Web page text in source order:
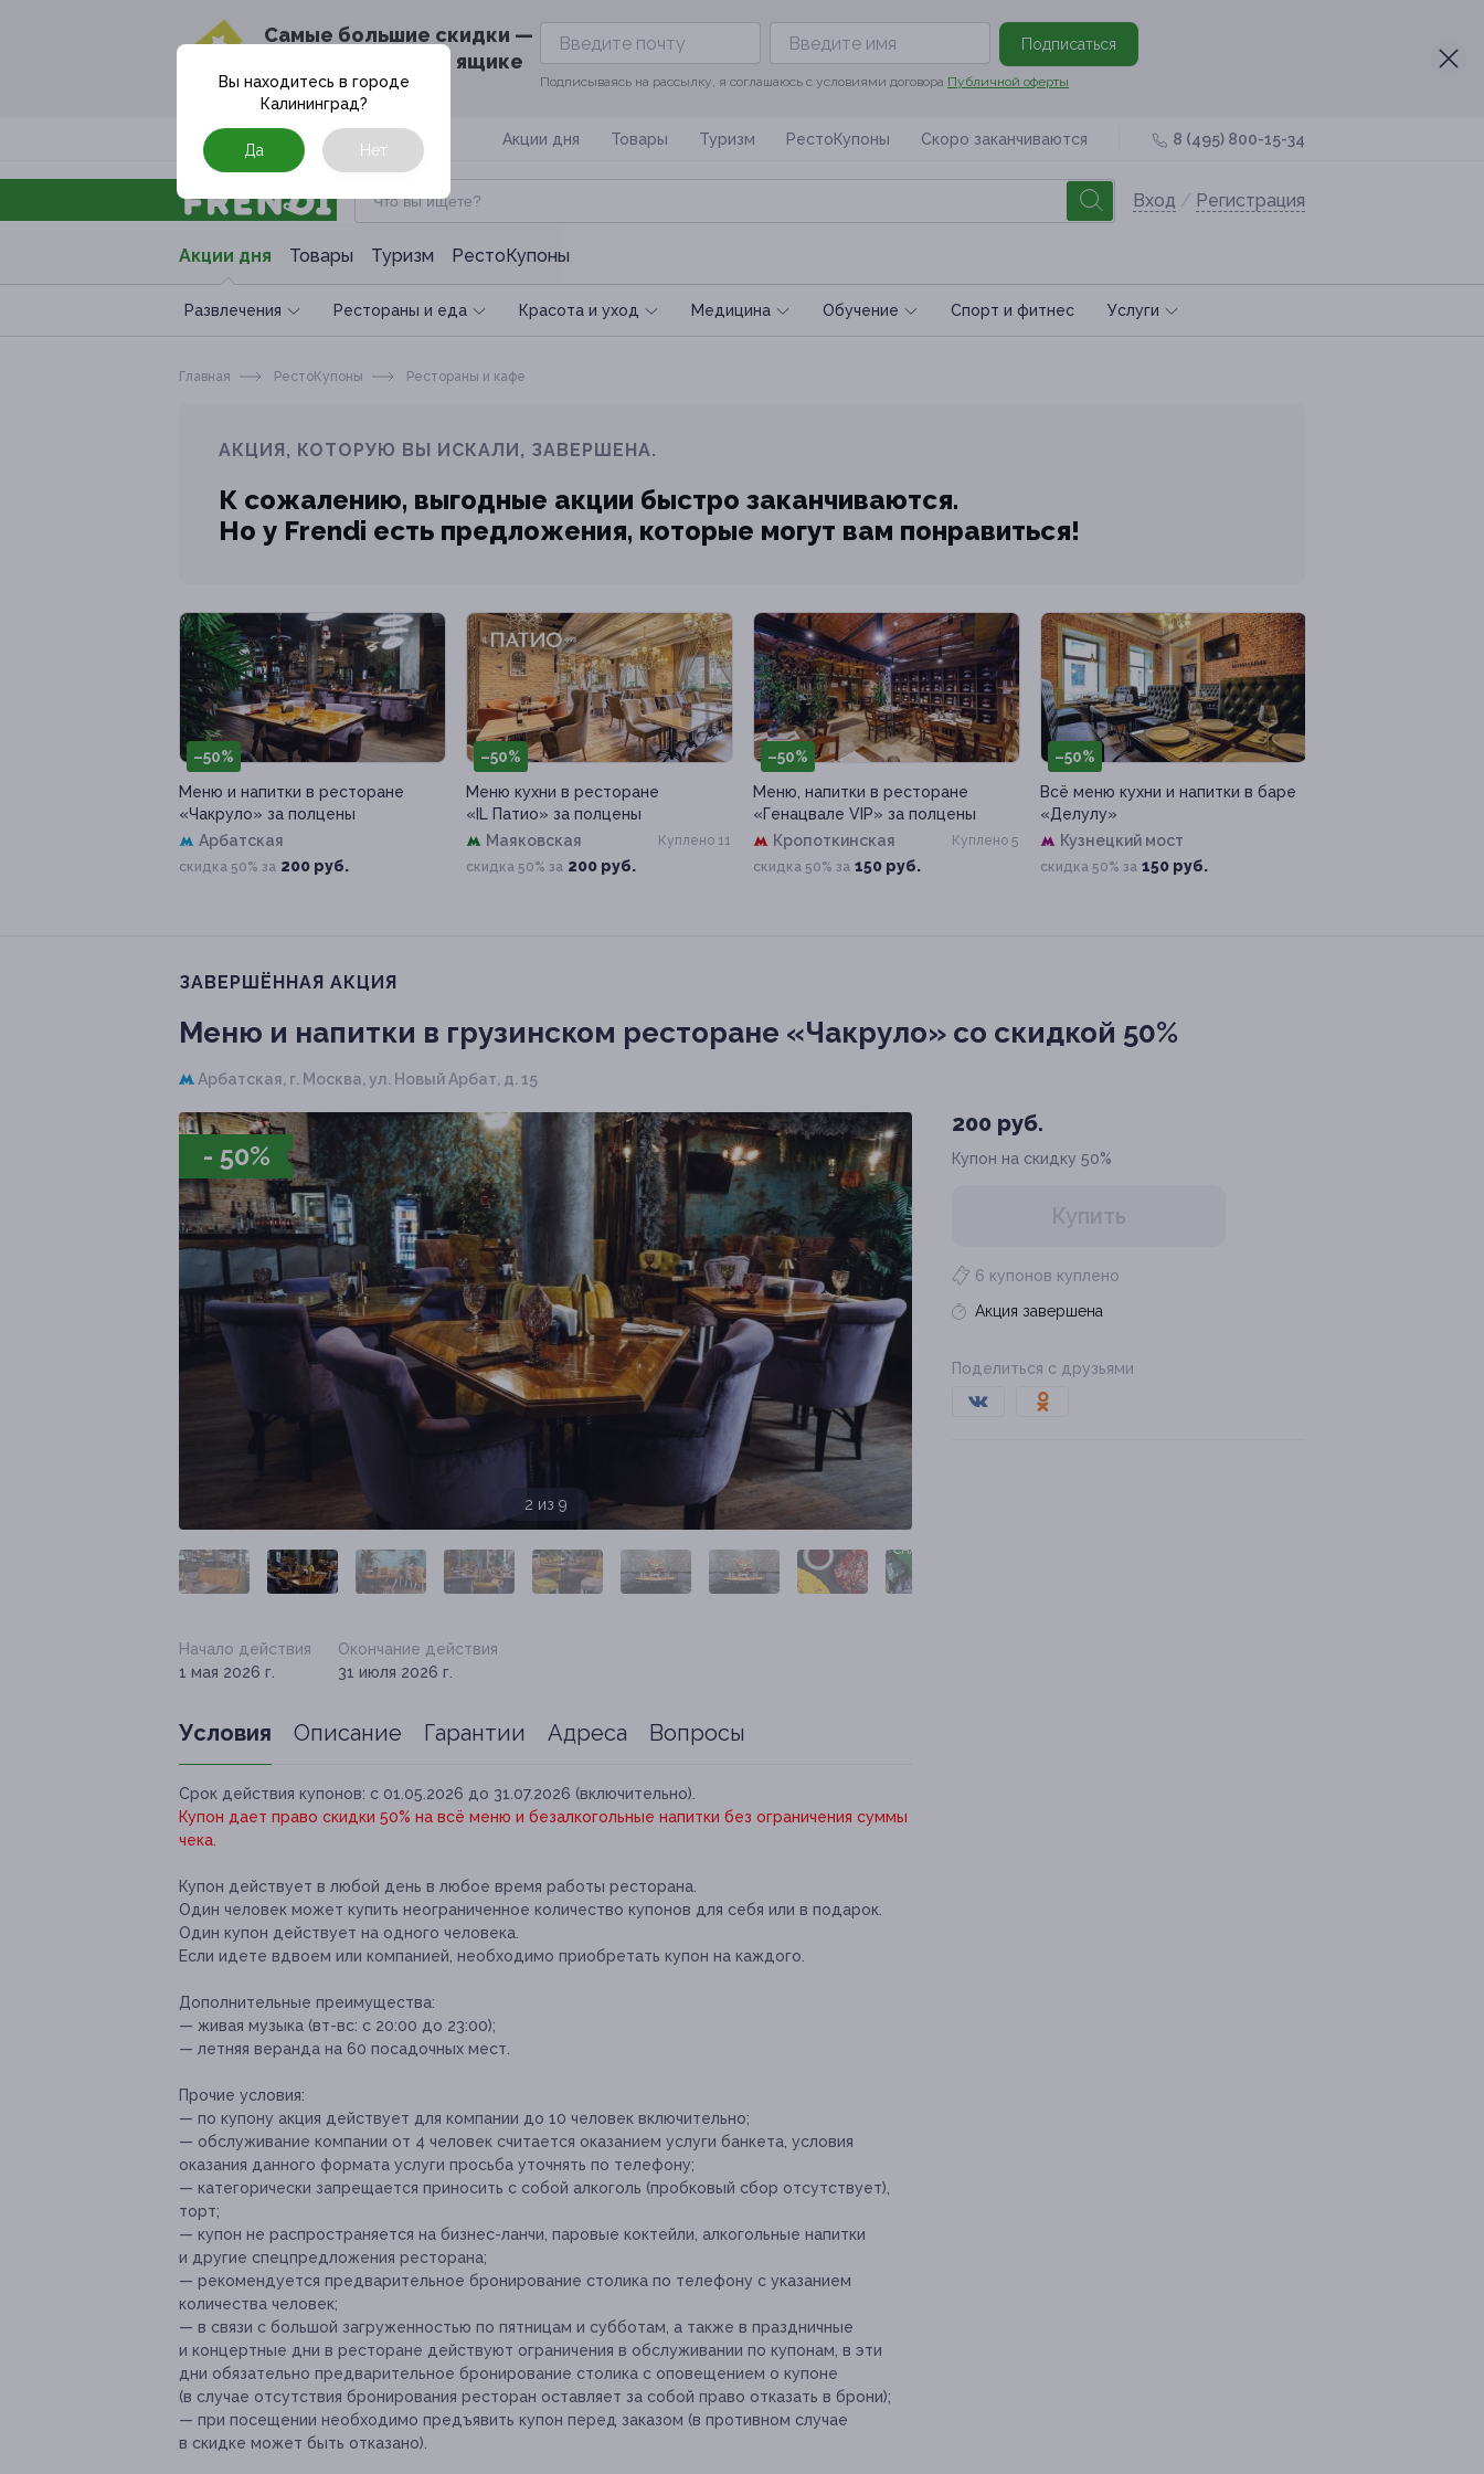
Cамые большие скидки —
в твоём почтовом ящике
Подписаться
Подписываясь на рассылку, я соглашаюсь с условиями договора Публичной оферты
Москва Акции дня Товары Туризм РестоКупоны Скоро заканчиваются 8 (495) 800-15-34
Вход / Регистрация
Акции дня Товары Туризм РестоКупоны
Развлечения Рестораны и еда Красота и уход Медицина Обучение Спoрт и фитнес Услуги
Вы находитесь в городе
Калининград?
Да Нет
Главная РестоКупоны Рестораны и кафе
АКЦИЯ, КОТОРУЮ ВЫ ИСКАЛИ, ЗАВЕРШЕНА.
К сожалению, выгодные акции быстро заканчиваются.
Но у Frendi есть предложения, которые могут вам понравиться!
–50%
Меню и напитки в ресторане
«Чакруло» за полцены
Арбатская
скидка 50% за 200 руб.
–50%
Меню кухни в ресторане
«IL Патио» за полцены
Маяковская
скидка 50% за 200 руб.
Куплено 11
–50%
Меню, напитки в ресторане
«Генацвале VIP» за полцены
Кропоткинская
скидка 50% за 150 руб.
Куплено 5
–50%
Всё меню кухни и напитки в баре
«Делулу»
Кузнецкий мост
скидка 50% за 150 руб.
ЗАВЕРШЁННАЯ АКЦИЯ
Меню и напитки в грузинском ресторане «Чакруло» со скидкой 50%
Арбатская, г. Москва, ул. Новый Арбат, д. 15
- 50%
3 из 9
200 руб.
Купон на скидку 50%
Купить
6 купонов куплено
Акция завершена
Поделиться с друзьями
Начало действия
1 мая 2026 г.
Окончание действия
31 июля 2026 г.
Условия Описание Гарантии Адреса Вопросы
Срок действия купонов: с 01.05.2026 до 31.07.2026 (включительно).
Купон дает право скидки 50% на всё меню и безалкогольные напитки без ограничения суммы
чека.
Купон действует в любой день в любое время работы ресторана.
Один человек может купить неограниченное количество купонов для себя или в подарок.
Один купон действует на одного человека.
Если идете вдвоем или компанией, необходимо приобретать купон на каждого.
Дополнительные преимущества:
— живая музыка (вт-вс: с 20:00 до 23:00);
— летняя веранда на 60 посадочных мест.
Прочие условия:
— по купону акция действует для компании до 10 человек включительно;
— обслуживание компании от 4 человек считается оказанием услуги банкета, условия
оказания данного формата услуги просьба уточнять по телефону;
— категорически запрещается приносить с собой алкоголь (пробковый сбор отсутствует),
торт;
— купон не распространяется на бизнес-ланчи, паровые коктейли, алкогольные напитки
и другие спецпредложения ресторана;
— рекомендуется предварительное бронирование столика по телефону с указанием
количества человек;
— в связи с большой загруженностью по пятницам и субботам, а также в праздничные
и концертные дни в ресторане действуют ограничения в обслуживании по купонам, в эти
дни обязательно предварительное бронирование столика с оповещением о купоне
(в случае отсутствия бронирования ресторан оставляет за собой право отказать в брони);
— при посещении необходимо предъявить купон перед заказом (в противном случае
в скидке может быть отказано).